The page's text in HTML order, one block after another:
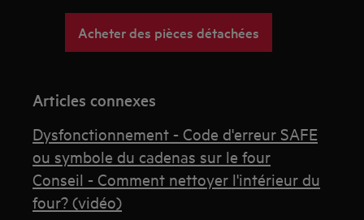
Acheter des pièces détachées
Articles connexes
Dysfonctionnement - Code d'erreur SAFE
ou symbole du cadenas sur le four
Conseil - Comment nettoyer l'intérieur du
four? (vidéo)